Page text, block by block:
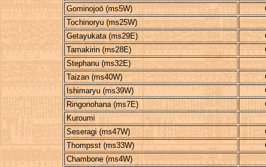
Gominojoō (ms5W)
Tochinoryu (ms25W)
Getayukata (ms29E)
Tamakirin (ms28E)
Stephanu (ms32E)
Taizan (ms40W)
Ishimaryu (ms39W)
Ringonohana (ms7E)
Kuroumi
Seseragi (ms47W)
Thompsst (ms33W)
Chambone (ms4W)